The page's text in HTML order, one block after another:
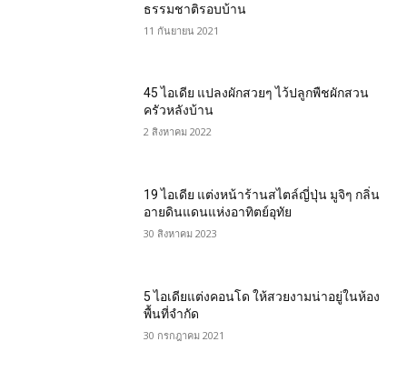
ธรรมชาติรอบบ้าน
11 กันยายน 2021
45 ไอเดีย แปลงผักสวยๆ ไว้ปลูกพืชผักสวน
ครัวหลังบ้าน
2 สิงหาคม 2022
19 ไอเดีย แต่งหน้าร้านสไตล์ญี่ปุ่น มูจิๆ กลิ่น
อายดินแดนแห่งอาทิตย์อุทัย
30 สิงหาคม 2023
5 ไอเดียแต่งคอนโด ให้สวยงามน่าอยู่ในห้อง
พื้นที่จำกัด
30 กรกฎาคม 2021